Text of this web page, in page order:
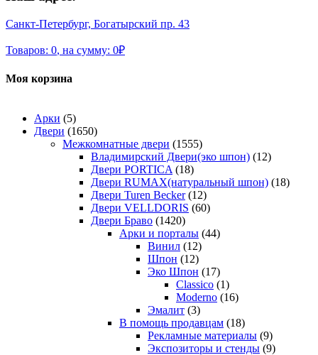
Санкт-Петербург, Богатырский пр. 43
Товаров: 0, на сумму: 0₽
Моя корзина
Арки (5)
Двери (1650)
Межкомнатные двери (1555)
Владимирский Двери(эко шпон) (12)
Двери PORTICA (18)
Двери RUMAX(натуральный шпон) (18)
Двери Turen Becker (12)
Двери VELLDORIS (60)
Двери Браво (1420)
Арки и порталы (44)
Винил (12)
Шпон (12)
Эко Шпон (17)
Classico (1)
Moderno (16)
Эмалит (3)
В помощь продавцам (18)
Рекламные материалы (9)
Экспозиторы и стенды (9)